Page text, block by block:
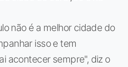
não é a melhor cidade do
isso e tem
acontecer sempre", diz o